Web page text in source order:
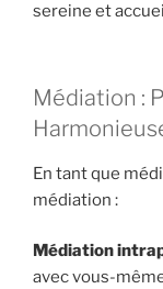
sereine et
Médiation :
En tant que
médiation :
Médiation
avec vous-